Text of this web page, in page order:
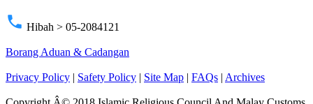
phone Hibah > 05-2084121
Borang Aduan & Cadangan
Privacy Policy | Safety Policy | Site Map | FAQs | Archives